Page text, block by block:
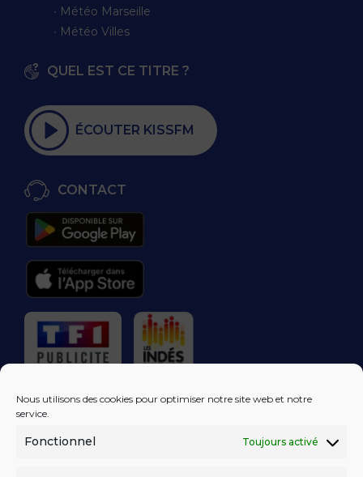
Nous utilisons des cookies pour optimiser notre site web et notre
service.
Fonctionnel Toujours activé
∙ Météo Marseille
∙ Météo Villes
QUEL EST CE TITRE ?
ÉCOUTER KISSFM
CONTACT
RÉGIE PUBLICITAIRE
LES EXCLUS
DANS VOTRE